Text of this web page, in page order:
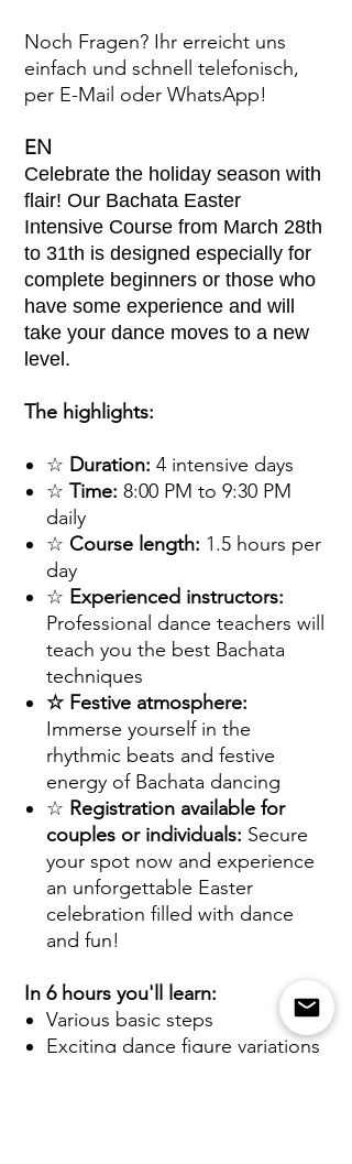
Noch Fragen? Ihr erreicht uns
einfach und schnell telefonisch,
per E-Mail oder WhatsApp!
EN
Celebrate the holiday season with
flair! Our Bachata Easter
Intensive Course from March 28th
to 31th is designed especially for
complete beginners or those who
have some experience and will
take your dance moves to a new
level.
The highlights:
☆ Duration: 4 intensive days
☆ Time: 8:00 PM to 9:30 PM
daily
☆ Course length: 1.5 hours per
day
☆ Experienced instructors:
Professional dance teachers will
teach you the best Bachata
techniques
☆ Festive atmosphere:
Immerse yourself in the
rhythmic beats and festive
energy of Bachata dancing
☆ Registration available for
couples or individuals: Secure
your spot now and experience
an unforgettable Easter
celebration filled with dance
and fun!
In 6 hours you'll learn:
Various basic steps
Exciting dance figure variations